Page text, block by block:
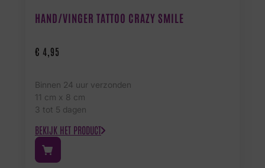
HAND/VINGER TATTOO CRAZY SMILE
€ 4,95
Binnen 24 uur verzonden
11 cm x 8 cm
3 tot 5 dagen
BEKIJK HET PRODUCT